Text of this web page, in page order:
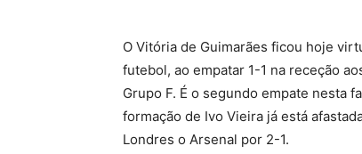
O Vitória de Guimarães ficou hoje
futebol, ao empatar 1-1 na receção
Grupo F. É o segundo empate nesta
formação de Ivo Vieira já está
Londres o Arsenal por 2-1.